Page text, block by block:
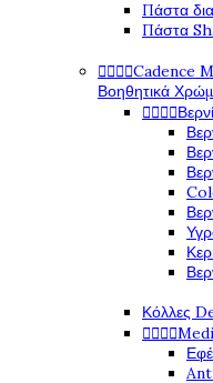
Πάστα
Πάστα
   Cadence
Βοηθητικά
   
Κόλλες
   